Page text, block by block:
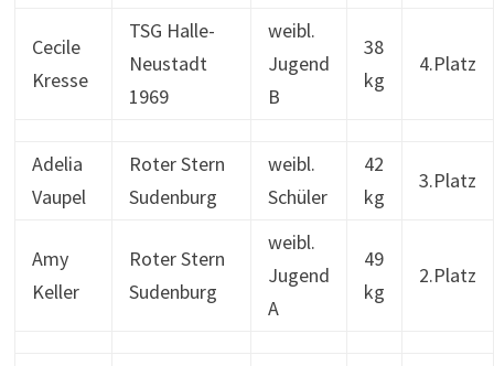
Cecile
Kresse
TSG Halle-
Neustadt
1969
weibl.
Jugend
B
38
kg
4.Platz
Adelia
Vaupel
Roter Stern
Sudenburg
weibl.
Schüler
42
kg
3.Platz
Amy
Keller
Roter Stern
Sudenburg
weibl.
Jugend
A
49
kg
2.Platz